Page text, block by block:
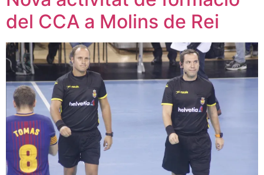
del CCA a Molins de Rei